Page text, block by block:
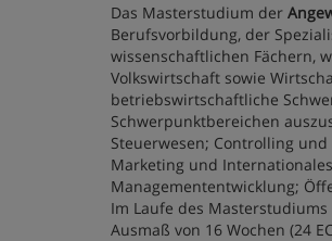
Das Masterstudium der
Berufsvorbildung, der
wissenschaftlichen Fächern,
Volkswirtschaft sowie
betriebswirtschaftliche
Schwerpunktbereichen
Steuerwesen; Controlling
Marketing und
Managemententwicklung;
Im Laufe des
Ausmaß von 16 Wochen (24